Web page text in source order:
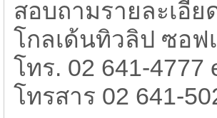
สอบถามรายละเอี
โกลเด้นทิวลิป ซอฟ
โทร. 02 641-4777
โทรสาร 02 641-